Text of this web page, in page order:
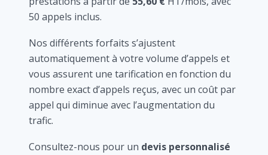
50 appels inclus.
Nos différents forfaits s’ajustent
automatiquement à votre volume d’appels et
vous assurent une tarification en fonction du
nombre exact d’appels reçus, avec un coût par
appel qui diminue avec l’augmentation du
trafic.
Consultez-nous pour un devis personnalisé